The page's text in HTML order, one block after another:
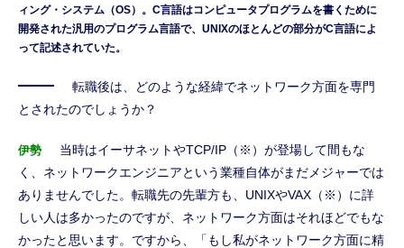
ィング・システム（OS）。C言語はコンピュータプログラムを書くために
開発された汎用のプログラム言語で、UNIXのほとんどの部分がC言語によ
って記述されていた。
転職後は、どのような経緯でネットワーク方面を専門
とされたのでしょうか？
伊勢
当時はイーサネットやTCP/IP（※）が登場して間もな
く、ネットワークエンジニアという業種自体がまだメジャーでは
ありませんでした。転職先の先輩方も、UNIXやVAX（※）に詳
しい人は多かったのですが、ネットワーク方面はそれほどでもな
かったと思います。ですから、「もし私がネットワーク方面に精